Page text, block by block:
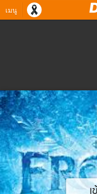
เมนู